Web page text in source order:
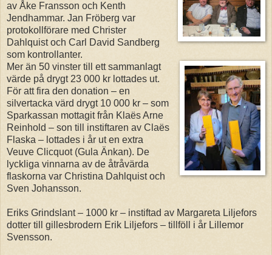
av Åke Fransson och Kenth
Jendhammar. Jan Fröberg var
protokollförare med Christer
Dahlquist och Carl David Sandberg
som kontrollanter.
Mer än 50 vinster till ett sammanlagt
värde på drygt 23 000 kr lottades ut.
För att fira den donation – en
silvertacka värd drygt 10 000 kr – som
Sparkassan mottagit från Klaës Arne
Reinhold – son till instiftaren av Claës
Flaska – lottades i år ut en extra
Veuve Clicquot (Gula Änkan). De
lyckliga vinnarna av de åtråvärda
flaskorna var Christina Dahlquist och
Sven Johansson.
Eriks Grindslant – 1000 kr – instiftad av Margareta Liljefors
dotter till gillesbrodern Erik Liljefors – tillföll i år Lillemor
Svensson.